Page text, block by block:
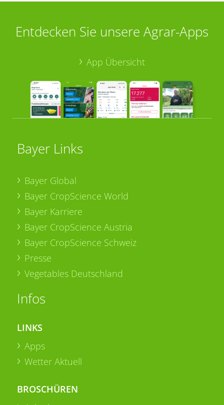
Entdecken Sie unsere Agrar-Apps
App Übersicht
Bayer Links
Bayer Global
Bayer CropScience World
Bayer Karriere
Bayer CropScience Austria
Bayer CropScience Schweiz
Presse
Vegetables Deutschland
Infos
LINKS
Apps
Wetter Aktuell
BROSCHÜREN